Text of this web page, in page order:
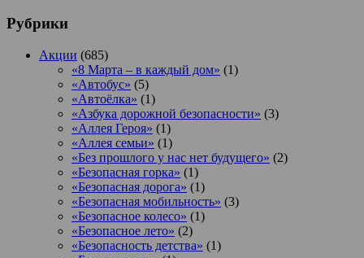
Рубрики
Акции (685)
«8 Марта – в каждый дом» (1)
«Автобус» (5)
«Автоёлка» (1)
«Азбука дорожной безопасности» (3)
«Аллея Героя» (1)
«Аллея семьи» (1)
«Без прошлого у нас нет будущего» (2)
«Безопасная горка» (1)
«Безопасная дорога» (1)
«Безопасная мобильность» (3)
«Безопасное колесо» (1)
«Безопасное лето» (2)
«Безопасность детства» (1)